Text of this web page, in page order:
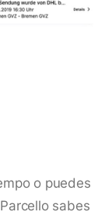
o puedes
sabes